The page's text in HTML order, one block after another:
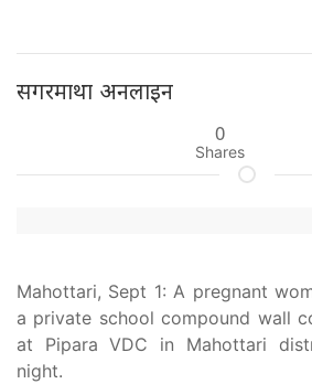
सगरमाथा अनलाइन
0
Shares
Mahottari, Sept 1: A pregnant
a private school compound wall
at Pipara VDC in Mahottari
night.